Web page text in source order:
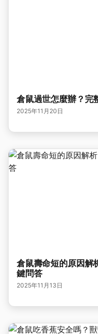
倉鼠過世怎麼辦？完
2025年11月20日
倉鼠壽命短的原因解
鍵問答
2025年11月13日